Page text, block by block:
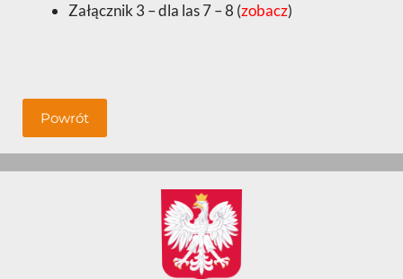
Załącznik 3 – dla las 7 – 8 (zobacz)
Powrót